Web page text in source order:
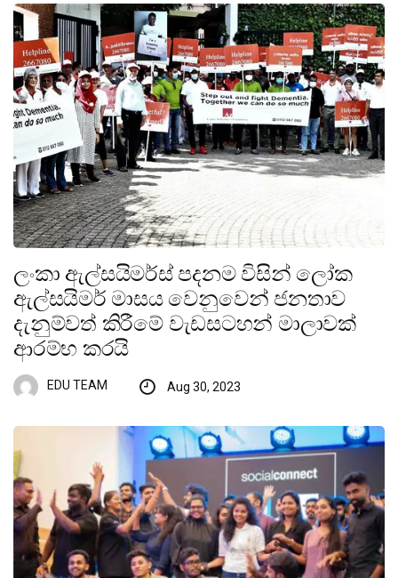
ලංකා ඇල්සයිමර්ස් පදනම විසින් ලෝක
ඇල්සයිමර් මාසය වෙනුවෙන් ජනතාව
දැනුම්වත් කිරීමේ වැඩසටහන් මාලාවක්
ආරම්භ කරයි
EDU TEAM Aug 30, 2023